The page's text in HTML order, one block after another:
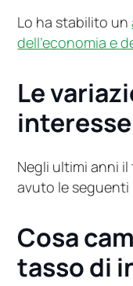
Lo ha stabilito un
dell’economia e
Le
Negli ultimi anni
avuto le seguenti
Cosa
tasso di